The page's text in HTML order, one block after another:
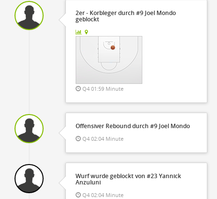
2er - Korbleger durch #9 Joel Mondo
geblockt
Q4 01:59 Minute
Offensiver Rebound durch #9 Joel Mondo
Q4 02:04 Minute
Wurf wurde geblockt von #23 Yannick
Anzuluni
Q4 02:04 Minute